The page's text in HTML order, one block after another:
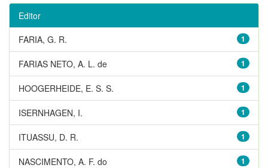
Editor
1
FARIA, G. R.
1
FARIAS NETO, A. L. de
1
HOOGERHEIDE, E. S. S.
1
ISERNHAGEN, I.
1
ITUASSU, D. R.
1
NASCIMENTO, A. F. do